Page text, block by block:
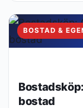
BOSTAD &
bostad